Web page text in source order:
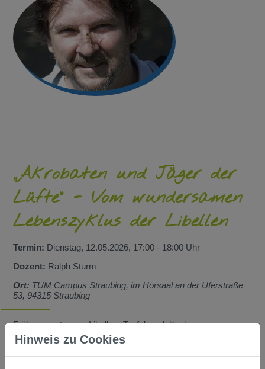
„Akrobaten und Jäger der
Lüfte“ - Vom wundersamen
Lebenszyklus der Libellen
Termin: Dienstag, 12.05.2026, 17:00 - 18:00 Uhr
Dozent: Ralph Sturm
Ort: TUM Campus Straubing, im Hörsaal an der Uferstraße
53, 94315 Straubing
Früher nannte man Libellen „Teufelsnadel“ oder
„Augenstecher“. Heute wissen wir: Libellen sind völlig
harmlos. Sie können weder stechen noch giftig sein.
Stattdessen sind sie echte Nützlinge und fressen viele andere
Hinweis zu Cookies